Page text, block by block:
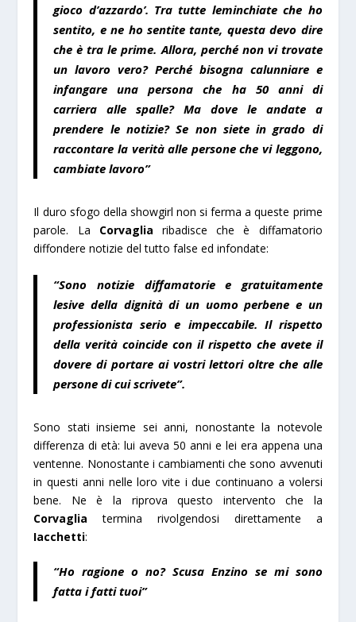
gioco d’azzardo’. Tra tutte leminchiate che ho
sentito, e ne ho sentite tante, questa devo dire
che è tra le prime. Allora, perché non vi trovate
un lavoro vero? Perché bisogna calunniare e
infangare una persona che ha 50 anni di
carriera alle spalle? Ma dove le andate a
prendere le notizie? Se non siete in grado di
raccontare la verità alle persone che vi leggono,
cambiate lavoro”
Il duro sfogo della showgirl non si ferma a queste prime
parole. La Corvaglia ribadisce che è diffamatorio
diffondere notizie del tutto false ed infondate:
“Sono notizie diffamatorie e gratuitamente
lesive della dignità di un uomo perbene e un
professionista serio e impeccabile. Il rispetto
della verità coincide con il rispetto che avete il
dovere di portare ai vostri lettori oltre che alle
persone di cui scrivete”.
Sono stati insieme sei anni, nonostante la notevole
differenza di età: lui aveva 50 anni e lei era appena una
ventenne. Nonostante i cambiamenti che sono avvenuti
in questi anni nelle loro vite i due continuano a volersi
bene. Ne è la riprova questo intervento che la
Corvaglia termina rivolgendosi direttamente a
Iacchetti:
“Ho ragione o no? Scusa Enzino se mi sono
fatta i fatti tuoi”